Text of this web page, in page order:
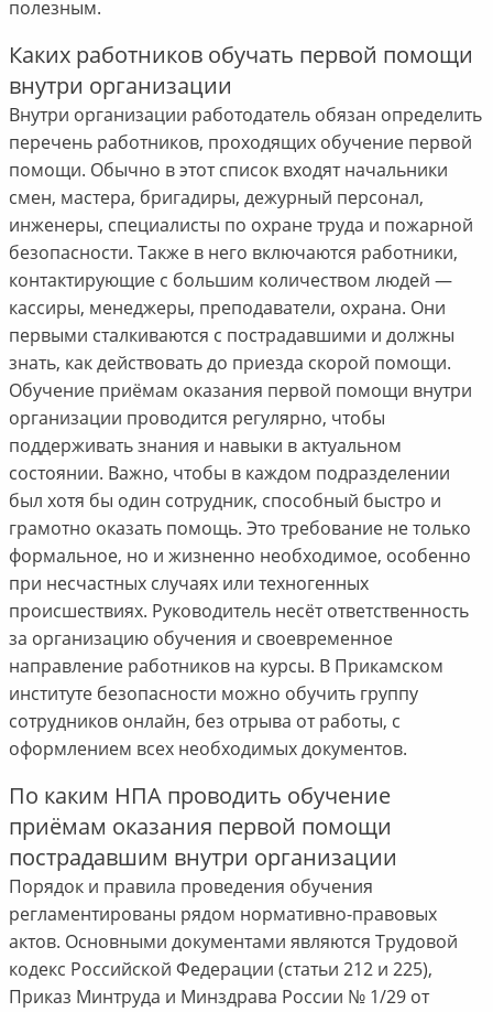
полезным.
Каких работников обучать первой помощи
внутри организации
Внутри организации работодатель обязан определить
перечень работников, проходящих обучение первой
помощи. Обычно в этот список входят начальники
смен, мастера, бригадиры, дежурный персонал,
инженеры, специалисты по охране труда и пожарной
безопасности. Также в него включаются работники,
контактирующие с большим количеством людей —
кассиры, менеджеры, преподаватели, охрана. Они
первыми сталкиваются с пострадавшими и должны
знать, как действовать до приезда скорой помощи.
Обучение приёмам оказания первой помощи внутри
организации проводится регулярно, чтобы
поддерживать знания и навыки в актуальном
состоянии. Важно, чтобы в каждом подразделении
был хотя бы один сотрудник, способный быстро и
грамотно оказать помощь. Это требование не только
формальное, но и жизненно необходимое, особенно
при несчастных случаях или техногенных
происшествиях. Руководитель несёт ответственность
за организацию обучения и своевременное
направление работников на курсы. В Прикамском
институте безопасности можно обучить группу
сотрудников онлайн, без отрыва от работы, с
оформлением всех необходимых документов.
По каким НПА проводить обучение
приёмам оказания первой помощи
пострадавшим внутри организации
Порядок и правила проведения обучения
регламентированы рядом нормативно-правовых
актов. Основными документами являются Трудовой
кодекс Российской Федерации (статьи 212 и 225),
Приказ Минтруда и Минздрава России № 1/29 от